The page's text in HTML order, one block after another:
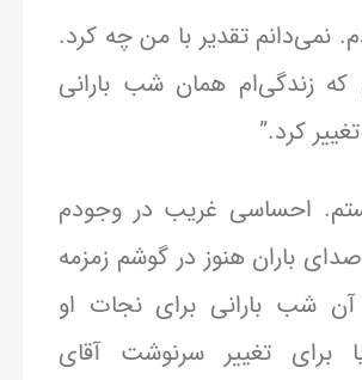
نمی‌دانم تقدیر با من چه کرد.
زندگی‌ام همان شب بارانی
کرد.”
احساسی غریب در وجودم
باران هنوز در گوشم زمزمه
آن شب بارانی برای نجات او
برای تغییر سرنوشت آقای